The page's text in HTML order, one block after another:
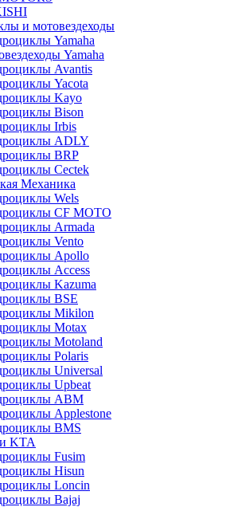
и мотовездеходы
Yamaha
Yamaha
Avantis
Yacota
Kayo
Bison
Irbis
ADLY
BRP
Cectek
Механика
Wels
CF MOTO
Armada
Vento
Apollo
Access
Kazuma
BSE
Mikilon
Motax
Motoland
Polaris
Universal
Upbeat
ABM
Applestone
BMS
KTA
Fusim
Hisun
Loncin
Bajaj